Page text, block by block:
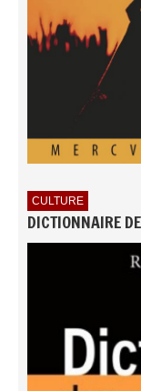
CULTURE
DICTIONNAIRE